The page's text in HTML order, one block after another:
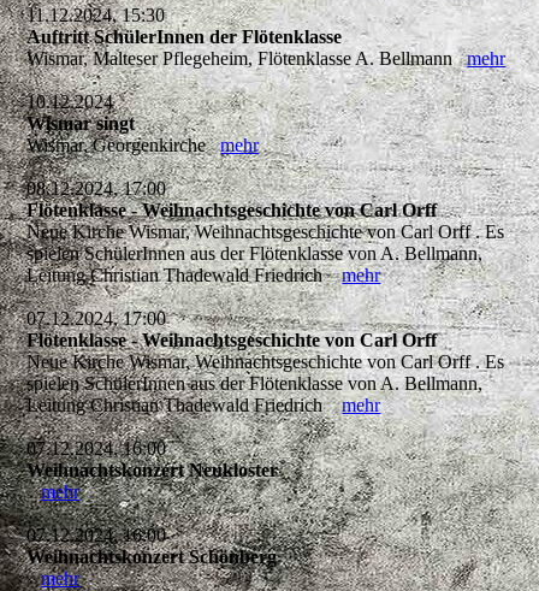
11.12.2024, 15:30
Auftritt SchülerInnen der Flötenklasse
Wismar, Malteser Pflegeheim, Flötenklasse A. Bellmannmehr
10.12.2024
Wismar singt
Wismar, Georgenkirchemehr
08.12.2024, 17:00
Flötenklasse - Weihnachtsgeschichte von Carl Orff
Neue Kirche Wismar, Weihnachtsgeschichte von Carl Orff . Es
spielen SchülerInnen aus der Flötenklasse von A. Bellmann,
Leitung Christian Thadewald Friedrichmehr
07.12.2024, 17:00
Flötenklasse - Weihnachtsgeschichte von Carl Orff
Neue Kirche Wismar, Weihnachtsgeschichte von Carl Orff . Es
spielen SchülerInnen aus der Flötenklasse von A. Bellmann,
Leitung Christian Thadewald Friedrichmehr
07.12.2024, 16:00
Weihnachtskonzert Neukloster
mehr
07.12.2024, 16:00
Weihnachtskonzert Schönberg
mehr